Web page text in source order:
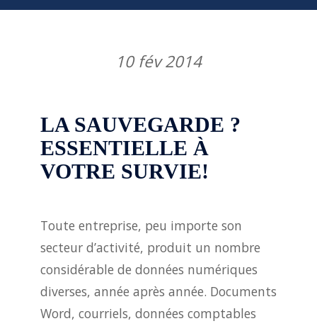
10 fév 2014
LA SAUVEGARDE ?
ESSENTIELLE À
VOTRE SURVIE!
Toute entreprise, peu importe son
secteur d’activité, produit un nombre
considérable de données numériques
diverses, année après année. Documents
Word, courriels, données comptables